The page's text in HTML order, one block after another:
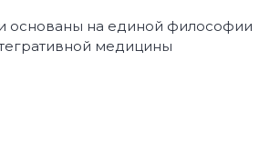
массажи
массаж